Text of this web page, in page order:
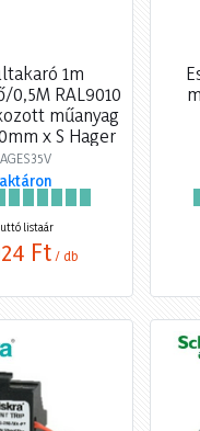
1m
RAL9010
műanyag
x S Hager
listaár
Ft / db